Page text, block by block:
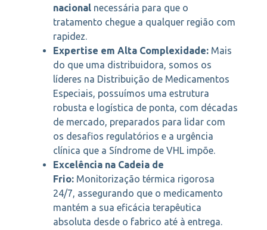
nacional necessária para que o
tratamento chegue a qualquer região com
rapidez.
Expertise em Alta Complexidade: Mais
do que uma distribuidora, somos os
líderes na Distribuição de Medicamentos
Especiais, possuímos uma estrutura
robusta e logística de ponta, com décadas
de mercado, preparados para lidar com
os desafios regulatórios e a urgência
clínica que a Síndrome de VHL impõe.
Excelência na Cadeia de
Frio: Monitorização térmica rigorosa
24/7, assegurando que o medicamento
mantém a sua eficácia terapêutica
absoluta desde o fabrico até à entrega.